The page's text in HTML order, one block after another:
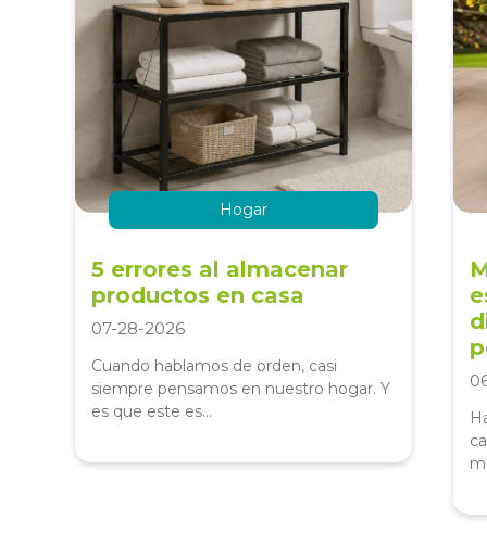
5 errores al almacenar
productos en casa
07-28-2026
Cuando hablamos de orden, casi
siempre pensamos en nuestro hogar. Y
es que este es...
Hogar